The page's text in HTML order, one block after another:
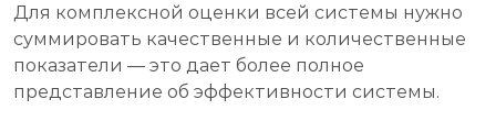
Для комплексной оценки всей системы нужно
суммировать качественные и количественные
показатели — это дает более полное
представление об эффективности системы.